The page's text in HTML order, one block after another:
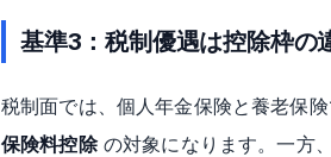
基準3：税制優遇は控除枠の
税制面では、個人年金保険と養老保
保険料控除の対象になります。一方